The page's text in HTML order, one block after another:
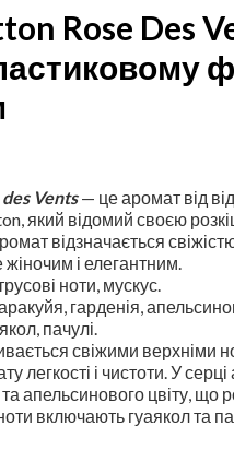
Rose Des
Vents — це аромат від
який відомий своєю
відзначається
і елегантним.
ноти, мускус.
гарденія,
пачулі.
свіжими верхніми
легкості і чистоти. У
та апельсинового цвіту, що
включають гуаякол та